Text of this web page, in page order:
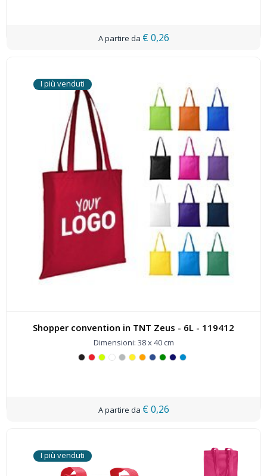
€ 0,26
I più venduti
Shopper convention in TNT Zeus - 6L - 119412
Dimensioni: 38 x 40 cm
€ 0,26
I più venduti